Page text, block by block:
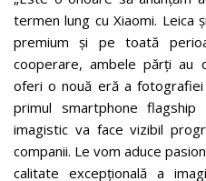
termen lung cu Xiaomi. Leica
premium și pe toată
cooperare, ambele părți au
oferi o nouă eră a fotografiei
primul smartphone
imagistic va face vizibil
companii. Le vom aduce
calitate excepțională a